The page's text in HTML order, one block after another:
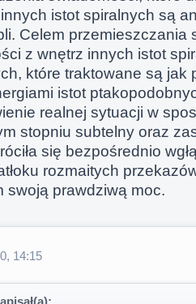
istot spiralnych są
Celem przemieszczania
z wnętrz innych istot
które traktowane są jak
istot
realnej sytuacji w
stopniu subtelny oraz
się bezpośrednio
rozmaitych
swoją prawdziwą moc.
14:15